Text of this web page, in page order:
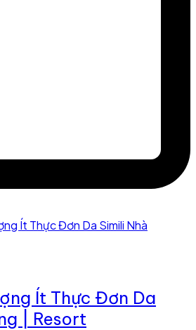
Ít Thực Đơn Da
| Resort